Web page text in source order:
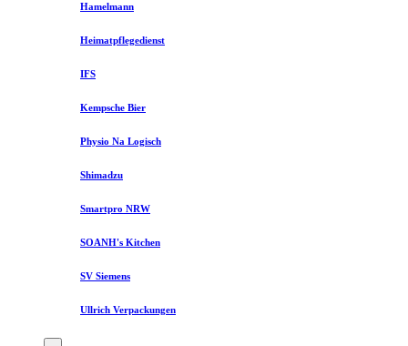
Hamelmann
Heimatpflegedienst
IFS
Kempsche Bier
Physio Na Logisch
Shimadzu
Smartpro NRW
SOANH's Kitchen
SV Siemens
Ullrich Verpackungen